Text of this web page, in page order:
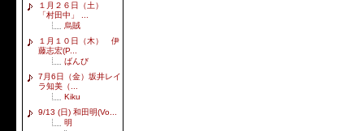
１月２６日（土）
「村田中」 ...
烏賊
１月１０日（木） 伊
藤志宏(P...
ばんび
7月6日（金）坂井レイ
ラ知美（...
Kiku
9/13 (日) 和田明(Vo...
明